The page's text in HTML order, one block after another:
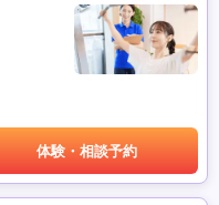
体験・相談予約